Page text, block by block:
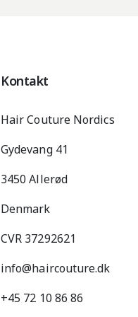
Kontakt
Hair Couture Nordics
Gydevang 41
3450 Allerød
Denmark
CVR 37292621
info@haircouture.dk
+45 72 10 86 86